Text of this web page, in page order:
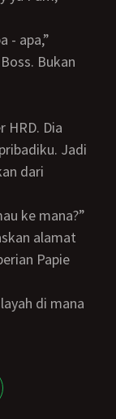
Bukan
Jadi
dari
ke mana?”
Papie